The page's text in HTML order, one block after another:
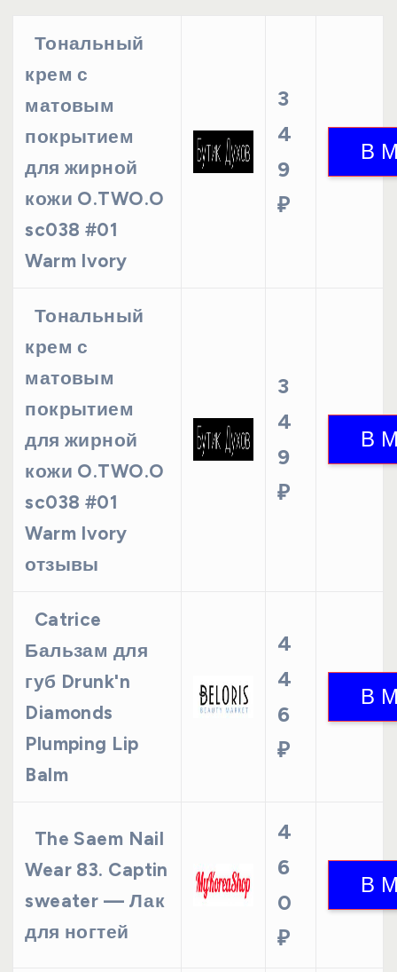
Тональный
крем с
матовым
покрытием
для жирной
кожи O.TWO.O
sc038 #01
Warm Ivory
3
4
9
₽
Тональный
крем с
матовым
покрытием
для жирной
кожи O.TWO.O
sc038 #01
Warm Ivory
отзывы
3
4
9
₽
Catrice
Бальзам для
губ Drunk'n
Diamonds
Plumping Lip
Balm
4
4
6
₽
The Saem Nail
Wear 83. Captin
sweater — Лак
для ногтей
4
6
0
₽